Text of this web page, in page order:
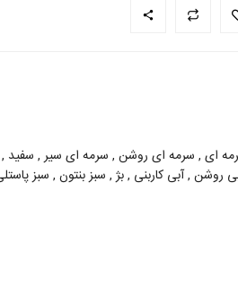
ای , سرمه ای روشن , سرمه ای سیر , سفید
, آبی کاربنی , بژ , سبز بنتون , سبز